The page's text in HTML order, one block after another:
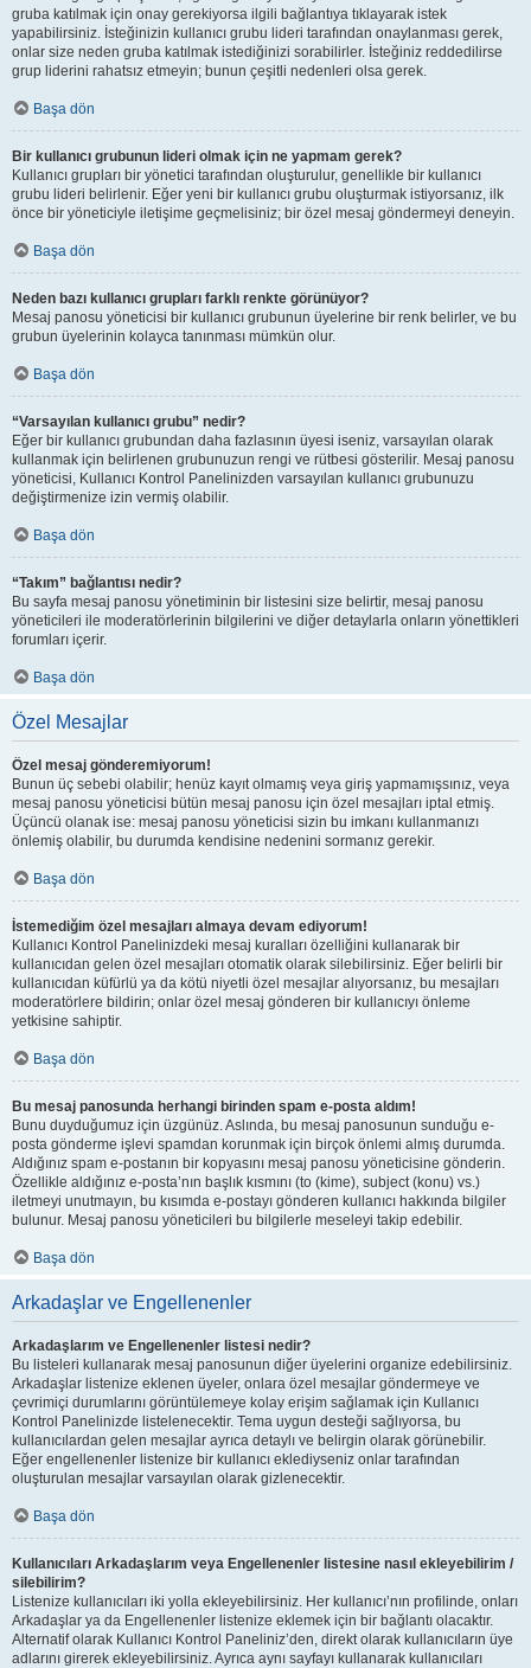
gruba katılmak için onay gerekiyorsa ilgili bağlantıya tıklayarak istek
yapabilirsiniz. İsteğinizin kullanıcı grubu lideri tarafından onaylanması gerek,
onlar size neden gruba katılmak istediğinizi sorabilirler. İsteğiniz reddedilirse
grup liderini rahatsız etmeyin; bunun çeşitli nedenleri olsa gerek.
Başa dön
Bir kullanıcı grubunun lideri olmak için ne yapmam gerek?
Kullanıcı grupları bir yönetici tarafından oluşturulur, genellikle bir kullanıcı
grubu lideri belirlenir. Eğer yeni bir kullanıcı grubu oluşturmak istiyorsanız, ilk
önce bir yöneticiyle iletişime geçmelisiniz; bir özel mesaj göndermeyi deneyin.
Başa dön
Neden bazı kullanıcı grupları farklı renkte görünüyor?
Mesaj panosu yöneticisi bir kullanıcı grubunun üyelerine bir renk belirler, ve bu
grubun üyelerinin kolayca tanınması mümkün olur.
Başa dön
“Varsayılan kullanıcı grubu” nedir?
Eğer bir kullanıcı grubundan daha fazlasının üyesi iseniz, varsayılan olarak
kullanmak için belirlenen grubunuzun rengi ve rütbesi gösterilir. Mesaj panosu
yöneticisi, Kullanıcı Kontrol Panelinizden varsayılan kullanıcı grubunuzu
değiştirmenize izin vermiş olabilir.
Başa dön
“Takım” bağlantısı nedir?
Bu sayfa mesaj panosu yönetiminin bir listesini size belirtir, mesaj panosu
yöneticileri ile moderatörlerinin bilgilerini ve diğer detaylarla onların yönettikleri
forumları içerir.
Başa dön
Özel Mesajlar
Özel mesaj gönderemiyorum!
Bunun üç sebebi olabilir; henüz kayıt olmamış veya giriş yapmamışsınız, veya
mesaj panosu yöneticisi bütün mesaj panosu için özel mesajları iptal etmiş.
Üçüncü olanak ise: mesaj panosu yöneticisi sizin bu imkanı kullanmanızı
önlemiş olabilir, bu durumda kendisine nedenini sormanız gerekir.
Başa dön
İstemediğim özel mesajları almaya devam ediyorum!
Kullanıcı Kontrol Panelinizdeki mesaj kuralları özelliğini kullanarak bir
kullanıcıdan gelen özel mesajları otomatik olarak silebilirsiniz. Eğer belirli bir
kullanıcıdan küfürlü ya da kötü niyetli özel mesajlar alıyorsanız, bu mesajları
moderatörlere bildirin; onlar özel mesaj gönderen bir kullanıcıyı önleme
yetkisine sahiptir.
Başa dön
Bu mesaj panosunda herhangi birinden spam e-posta aldım!
Bunu duyduğumuz için üzgünüz. Aslında, bu mesaj panosunun sunduğu e-
posta gönderme işlevi spamdan korunmak için birçok önlemi almış durumda.
Aldığınız spam e-postanın bir kopyasını mesaj panosu yöneticisine gönderin.
Özellikle aldığınız e-posta’nın başlık kısmını (to (kime), subject (konu) vs.)
iletmeyi unutmayın, bu kısımda e-postayı gönderen kullanıcı hakkında bilgiler
bulunur. Mesaj panosu yöneticileri bu bilgilerle meseleyi takip edebilir.
Başa dön
Arkadaşlar ve Engellenenler
Arkadaşlarım ve Engellenenler listesi nedir?
Bu listeleri kullanarak mesaj panosunun diğer üyelerini organize edebilirsiniz.
Arkadaşlar listenize eklenen üyeler, onlara özel mesajlar göndermeye ve
çevrimiçi durumlarını görüntülemeye kolay erişim sağlamak için Kullanıcı
Kontrol Panelinizde listelenecektir. Tema uygun desteği sağlıyorsa, bu
kullanıcılardan gelen mesajlar ayrıca detaylı ve belirgin olarak görünebilir.
Eğer engellenenler listenize bir kullanıcı eklediyseniz onlar tarafından
oluşturulan mesajlar varsayılan olarak gizlenecektir.
Başa dön
Kullanıcıları Arkadaşlarım veya Engellenenler listesine nasıl ekleyebilirim /
silebilirim?
Listenize kullanıcıları iki yolla ekleyebilirsiniz. Her kullanıcı’nın profilinde, onları
Arkadaşlar ya da Engellenenler listenize eklemek için bir bağlantı olacaktır.
Alternatif olarak Kullanıcı Kontrol Paneliniz’den, direkt olarak kullanıcıların üye
adlarını girerek ekleyebilirsiniz. Ayrıca aynı sayfayı kullanarak kullanıcıları